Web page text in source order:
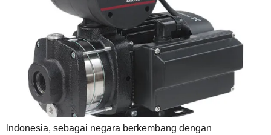
lndonesia, sebagai negara berkembang dengan